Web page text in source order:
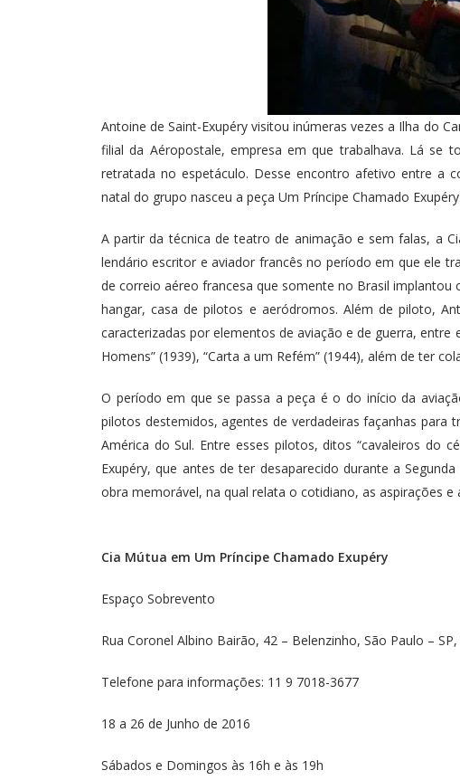
Antoine de Saint-Exupéry visitou inúmeras vezes a Ilha do
filial da Aéropostale, empresa em que trabalhava. Lá se
retratada no espetáculo. Desse encontro afetivo entre a
natal do grupo nasceu a peça Um Príncipe Chamado Exupéry.
A partir da técnica de teatro de animação e sem falas, a
lendário escritor e aviador francês no período em que ele
de correio aéreo francesa que somente no Brasil
hangar, casa de pilotos e aeródromos. Além de piloto,
caracterizadas por elementos de aviação e de guerra, entre
Homens” (1939), “Carta a um Refém” (1944), além de ter
O período em que se passa a peça é o do início da
pilotos destemidos, agentes de verdadeiras façanhas para
América do Sul. Entre esses pilotos, ditos “cavaleiros do
Exupéry, que antes de ter desaparecido durante a
obra memorável, na qual relata o cotidiano, as aspirações
Cia Mútua em Um Príncipe Chamado Exupéry
Espaço Sobrevento
Rua Coronel Albino Bairão, 42 – Belenzinho, São Paulo –
Telefone para informações: 11 9 7018-3677
18 a 26 de Junho de 2016
Sábados e Domingos às 16h e às 19h